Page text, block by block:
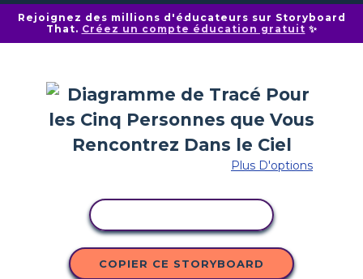
Rejoignez des millions d'éducateurs sur Storyboard
That. Créez un compte éducation gratuit ✨
Plus D'options
COPIER CE STORYBOARD